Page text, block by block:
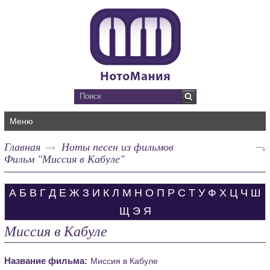
Меню
Главная
Ноты песен из фильмов
Фильм "Миссия в Кабуле"
А Б В Г Д Е Ж З И К Л М Н О П Р С Т У Ф Х Ц Ч Ш
Щ Э Я
Миссия в Кабуле
Название фильма: Миссия в Кабуле